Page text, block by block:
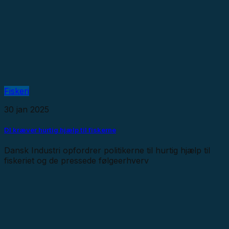
Fiskeri
30 jan 2025
DI kræver hurtig hjælp til fiskerne
Dansk Industri opfordrer politikerne til hurtig hjælp til
fiskeriet og de pressede følgeerhverv